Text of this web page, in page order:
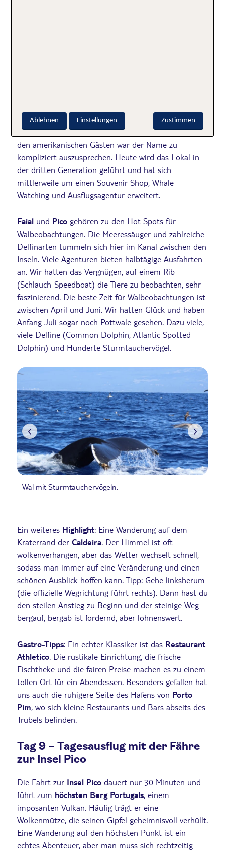
Natürlich nehmen wir einen Drink in
Peters Sports
Bar. Der ursprüngliche Besitzer hieß zwar José, aber
den amerikanischen Gästen war der Name zu
kompliziert auszusprechen. Heute wird das Lokal in
der dritten Generation geführt und hat sich
mittlerweile um einen Souvenir-Shop, Whale
Watching und Ausflugsagentur erweitert.
Faial und Pico gehören zu den Hot Spots für
Walbeobachtungen. Die Meeressäuger und zahlreiche
Delfinarten tummeln sich hier im Kanal zwischen den
Inseln. Viele Agenturen bieten halbtägige Ausfahrten
an. Wir hatten das Vergnügen, auf einem Rib
(Schlauch-Speedboat) die Tiere zu beobachten, sehr
faszinierend. Die beste Zeit für Walbeobachtungen ist
zwischen April und Juni. Wir hatten Glück und haben
Anfang Juli sogar noch Pottwale gesehen. Dazu viele,
viele Delfine (Common Dolphin, Atlantic Spotted
Dolphin) und Hunderte Sturmtauchervögel.
Wal mit Sturmtauchervögeln.
Ein weiteres Highlight: Eine Wanderung auf dem
Kraterrand der Caldeira. Der Himmel ist oft
wolkenverhangen, aber das Wetter wechselt schnell,
sodass man immer auf eine Veränderung und einen
schönen Ausblick hoffen kann. Tipp: Gehe linksherum
(die offizielle Wegrichtung führt rechts). Dann hast du
den steilen Anstieg zu Beginn und der steinige Weg
bergauf, bergab ist fordernd, aber lohnenswert.
Gastro-Tipps: Ein echter Klassiker ist das Restaurant
Athletico. Die rustikale Einrichtung, die frische
Fischtheke und die fairen Preise machen es zu einem
tollen Ort für ein Abendessen. Besonders gefallen hat
uns auch die ruhigere Seite des Hafens von Porto
Pim, wo sich kleine Restaurants und Bars abseits des
Trubels befinden.
Tag 9 – Tagesausflug mit der Fähre
zur Insel Pico
Die Fahrt zur Insel Pico dauert nur 30 Minuten und
führt zum höchsten Berg Portugals, einem
imposanten Vulkan. Häufig trägt er eine
Wolkenmütze, die seinen Gipfel geheimnisvoll verhüllt.
Eine Wanderung auf den höchsten Punkt ist ein
echtes Abenteuer, aber man muss sich rechtzeitig
Zustimmen
Ablehnen Einstellungen